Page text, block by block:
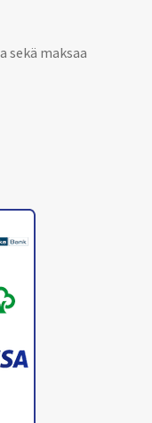
maksaa